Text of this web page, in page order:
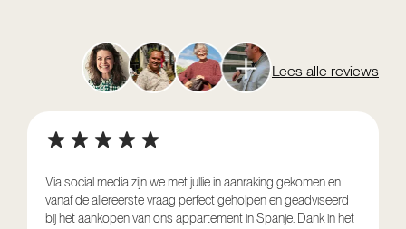
Lees alle reviews
Via social media zijn we met jullie in aanraking gekomen en
vanaf de allereerste vraag perfect geholpen en geadviseerd
bij het aankopen van ons appartement in Spanje. Dank in het